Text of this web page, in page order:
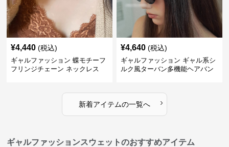
¥4,440 (税込)
ギャルファッション 蝶モチーフ
フリンジチェーン ネックレス
¥4,640 (税込)
ギャルファッション ギャル系シ
ルク風ターバン多機能ヘアバン
新着アイテムの一覧へ ›
ギャルファッションスウェットのおすすめアイテム